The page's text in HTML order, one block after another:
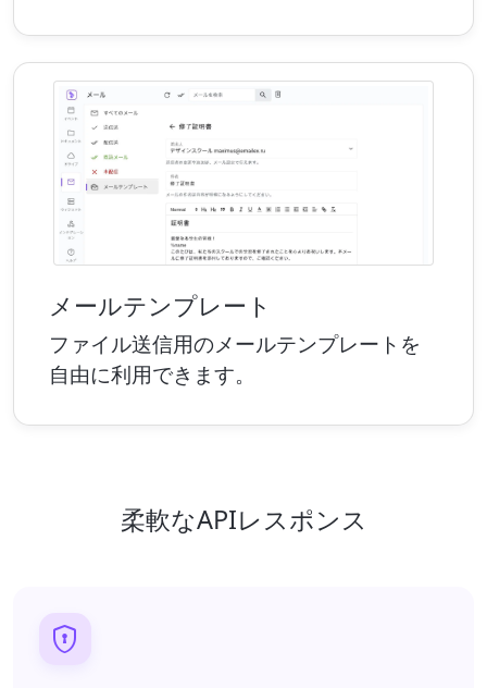
メールテンプレート
ファイル送信用のメールテンプレートを
自由に利用できます。
柔軟なAPIレスポンス
